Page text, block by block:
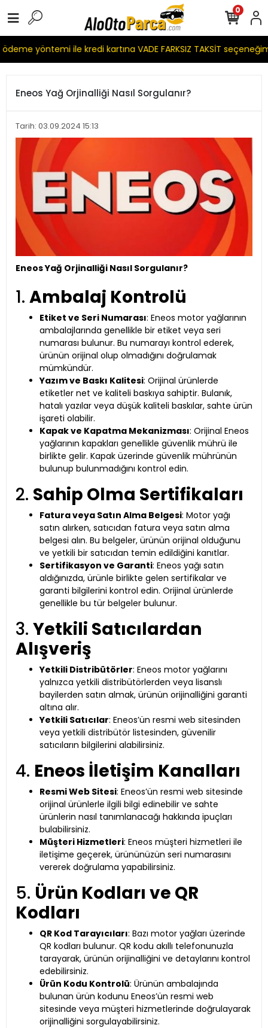
yöntemi ile kredi kartına VADE FARKSIZ TAKSİT
0
Eneos Yağ Orjinalliği Nasıl Sorgulanır?
Tarih: 03.09.2024 15:13
Eneos Yağ Orjinalliği Nasıl Sorgulanır?
1. Ambalaj Kontrolü
Etiket ve Seri Numarası: Eneos motor yağlarının
ambalajlarında genellikle bir etiket veya seri
numarası bulunur. Bu numarayı kontrol ederek,
ürünün orijinal olup olmadığını doğrulamak
mümkündür.
Yazım ve Baskı Kalitesi: Orijinal ürünlerde
etiketler net ve kaliteli baskıya sahiptir. Bulanık,
hatalı yazılar veya düşük kaliteli baskılar, sahte ürün
işareti olabilir.
Kapak ve Kapatma Mekanizması: Orijinal Eneos
yağlarının kapakları genellikle güvenlik mührü ile
birlikte gelir. Kapak üzerinde güvenlik mührünün
bulunup bulunmadığını kontrol edin.
2. Sahip Olma Sertifikaları
Fatura veya Satın Alma Belgesi: Motor yağı
satın alırken, satıcıdan fatura veya satın alma
belgesi alın. Bu belgeler, ürünün orijinal olduğunu
ve yetkili bir satıcıdan temin edildiğini kanıtlar.
Sertifikasyon ve Garanti: Eneos yağı satın
aldığınızda, ürünle birlikte gelen sertifikalar ve
garanti bilgilerini kontrol edin. Orijinal ürünlerde
genellikle bu tür belgeler bulunur.
3. Yetkili Satıcılardan
Alışveriş
Yetkili Distribütörler: Eneos motor yağlarını
yalnızca yetkili distribütörlerden veya lisanslı
bayilerden satın almak, ürünün orijinalliğini garanti
altına alır.
Yetkili Satıcılar: Eneos’ün resmi web sitesinden
veya yetkili distribütör listesinden, güvenilir
satıcıların bilgilerini alabilirsiniz.
4. Eneos İletişim Kanalları
Resmi Web Sitesi: Eneos’ün resmi web sitesinde
orijinal ürünlerle ilgili bilgi edinebilir ve sahte
ürünlerin nasıl tanımlanacağı hakkında ipuçları
bulabilirsiniz.
Müşteri Hizmetleri: Eneos müşteri hizmetleri ile
iletişime geçerek, ürününüzün seri numarasını
vererek doğrulama yapabilirsiniz.
5. Ürün Kodları ve QR
Kodları
QR Kod Tarayıcıları: Bazı motor yağları üzerinde
QR kodları bulunur. QR kodu akıllı telefonunuzla
tarayarak, ürünün orijinalliğini ve detaylarını kontrol
edebilirsiniz.
Ürün Kodu Kontrolü: Ürünün ambalajında
bulunan ürün kodunu Eneos’ün resmi web
sitesinde veya müşteri hizmetlerinde doğrulayarak
orijinalliğini sorgulayabilirsiniz.